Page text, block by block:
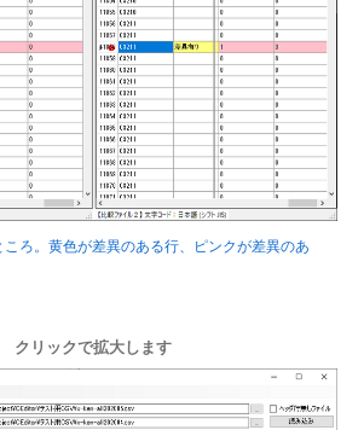
ろ。黄色が差異のある行、ピンクが差異のあ
クリックで拡大します